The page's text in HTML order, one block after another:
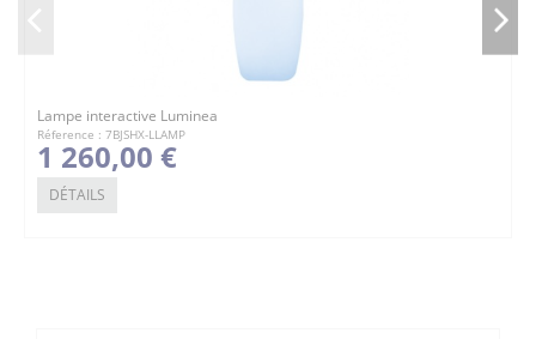
Lampe interactive Luminea
Réference : 7BJSHX-LLAMP
1 260,00 €
DÉTAILS